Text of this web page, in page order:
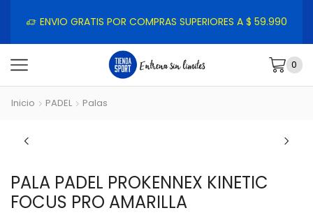
ENVIO GRATIS POR COMPRAS SUPERIORES A $ 59.990
0
Inicio PADEL Palas
PALA PADEL PROKENNEX KINETIC
FOCUS PRO AMARILLA